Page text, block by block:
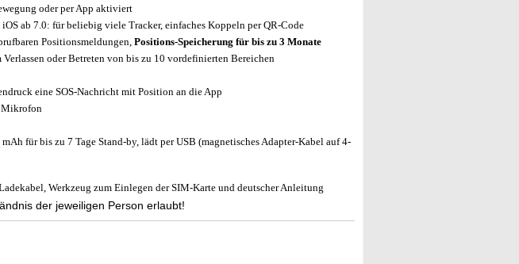
oder per App aktiviert
ab 7.0: für beliebig viele Tracker, einfaches Koppeln per QR-Code
Positionsmeldungen, Positions-Speicherung für bis zu 3 Monate
oder Betreten von bis zu 10 vordefinierten Bereichen
eine SOS-Nachricht mit Position an die App
Mikrofon
für bis zu 7 Tage Stand-by, lädt per USB (magnetisches Adapter-Kabel auf 4-
Werkzeug zum Einlegen der SIM-Karte und deutscher Anleitung
der jeweiligen Person erlaubt!